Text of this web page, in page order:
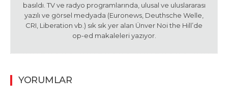
basıldı. TV ve radyo programlarında, ulusal ve uluslararası
yazılı ve görsel medyada (Euronews, Deuthsche Welle,
CRI, Liberation vb.) sık sık yer alan Ünver Noi the Hill’de
op-ed makaleleri yazıyor.
YORUMLAR